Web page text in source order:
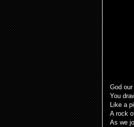
God
You
Like a
A rock
As we